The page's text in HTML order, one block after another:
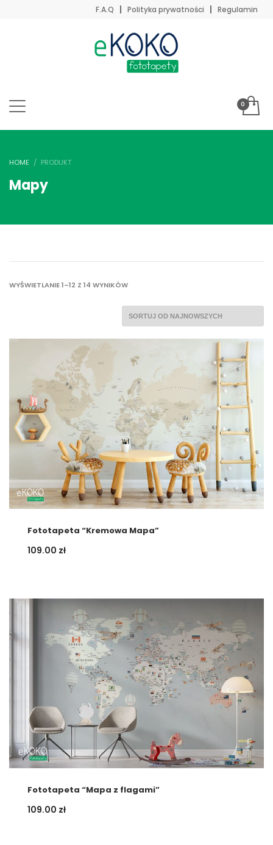
F.A.Q Polityka prywatności Regulamin
HOME PRODUKT
Mapy
WYŚWIETLANIE 1–12 Z 14 WYNIKÓWPOSORTOWANE
NAJNOWSZYCH
Fototapeta “Kremowa Mapa”
109.00 zł
Fototapeta “Mapa z flagami”
109.00 zł